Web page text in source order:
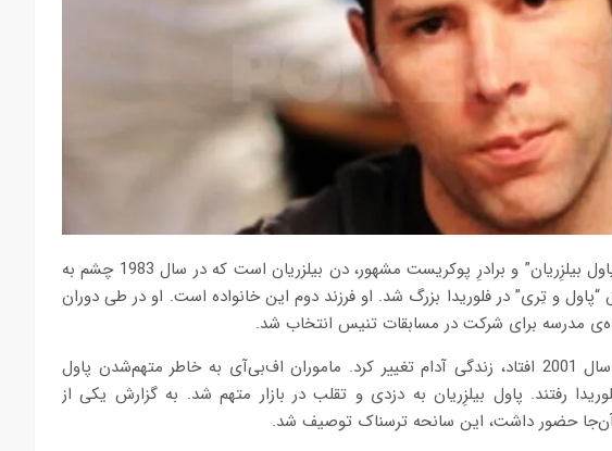
آدام بیلزریان، پسرِ متخلف معروف دهه‌ی1980،”پاول بیلزِریان” و برادرِ پوکریست مشهور، دن بیلزریان است که در سال 1983 چشم به
ساله با پدر و مادرش “پاول و تِری” در فلوریدا بزرگ شد. او فرزند دوم این خانواده است. او در طی دوران
پس از اتفاقی که برای پدرش در یازدهم ژوئن سال 2001 افتاد، زندگی آدام تغییر کرد. ماموران اف‌بی‌آی به خاطر متهم‌شدن پاول
رفتند. پاول بیلزِریان به دزدی و تقلب در بازار متهم شد. به گزارش یکی از
آن‌جا حضور داشت، این سانحه ترسناک توصیف شد.